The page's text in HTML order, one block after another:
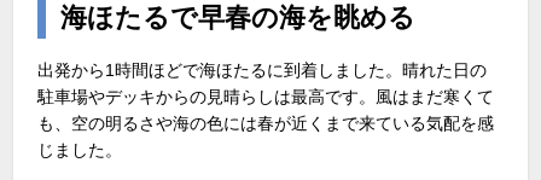
海ほたるで早春の海を眺める
出発から1時間ほどで海ほたるに到着しました。晴れた日の
駐車場やデッキからの見晴らしは最高です。風はまだ寒くて
も、空の明るさや海の色には春が近くまで来ている気配を感
じました。